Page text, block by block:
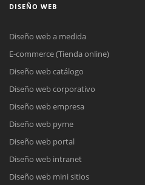
DISEÑO WEB
Diseño web a medida
E-commerce (Tienda online)
Diseño web catálogo
Diseño web corporativo
Diseño web empresa
Diseño web pyme
Diseño web portal
Diseño web intranet
Diseño web mini sitios